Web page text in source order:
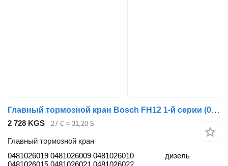
Главный тормозной кран Bosch FH12 1-й серии (01.93-12.02) 0481026019 для грузовика Volvo FH12, FH16, NH12, FH, VNL780 (1993-2014)
2 728 KGS 27 € ≈ 31,20 $
Главный тормозной кран
0481026019 0481026009 0481026010
0481026015 0481026021 0481026022
дизель